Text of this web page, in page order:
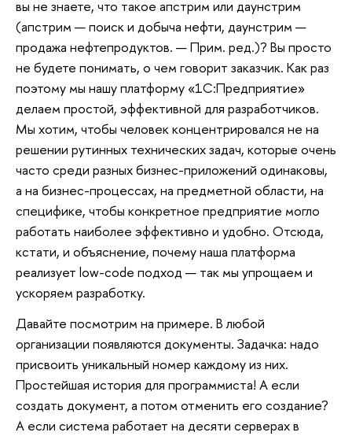
вы не знаете, что такое апстрим или даунстрим
(апстрим — поиск и добыча нефти, даунстрим —
продажа нефтепродуктов. — Прим. ред.)? Вы просто
не будете понимать, о чем говорит заказчик. Как раз
поэтому мы нашу платформу «1С:Предприятие»
делаем простой, эффективной для разработчиков.
Мы хотим, чтобы человек концентрировался не на
решении рутинных технических задач, которые очень
часто среди разных бизнес-приложений одинаковы,
а на бизнес-процессах, на предметной области, на
специфике, чтобы конкретное предприятие могло
работать наиболее эффективно и удобно. Отсюда,
кстати, и объяснение, почему наша платформа
реализует low-code подход — так мы упрощаем и
ускоряем разработку.
Давайте посмотрим на примере. В любой
организации появляются документы. Задачка: надо
присвоить уникальный номер каждому из них.
Простейшая история для программиста! А если
создать документ, а потом отменить его создание?
А если система работает на десяти серверах в